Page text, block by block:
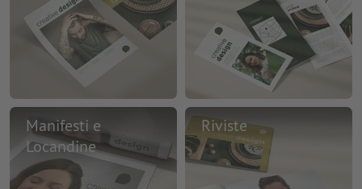
Manifesti e
Locandine
Riviste